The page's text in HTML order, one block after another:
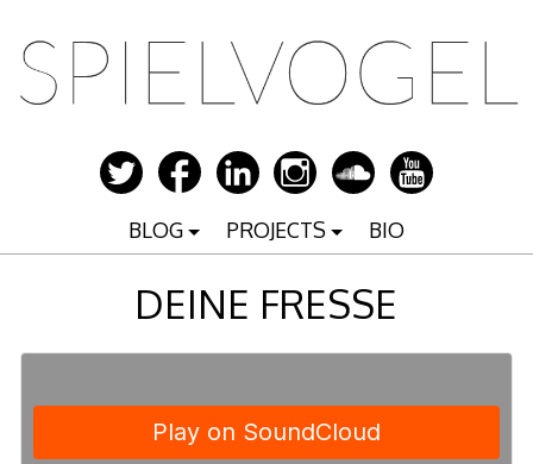
Inhalt
springen
BLOG PROJECTS BIO
DEINE FRESSE